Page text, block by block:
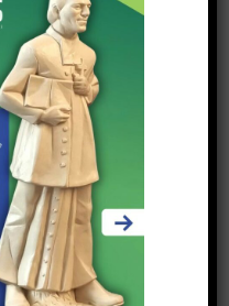
au Prado pour cet
et valeurs
–
de la
Antoine